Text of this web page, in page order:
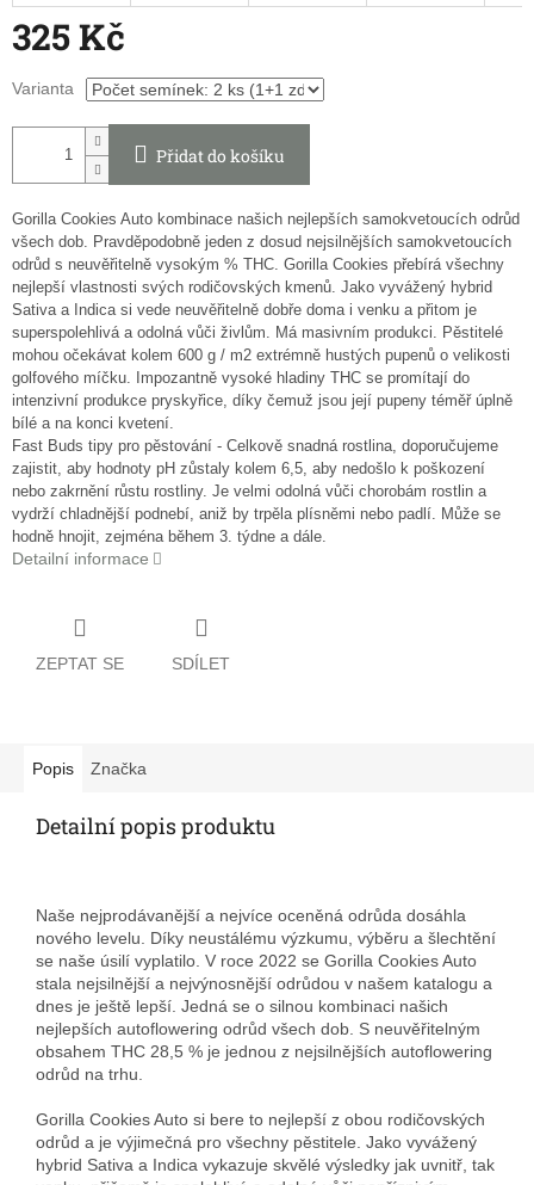
325 Kč
Měrná
cena:
Varianta
Přidat do košíku
Gorilla Cookies Auto kombinace našich nejlepších samokvetoucích odrůd
všech dob. Pravděpodobně jeden z dosud nejsilnějších samokvetoucích
odrůd s neuvěřitelně vysokým % THC. Gorilla Cookies přebírá všechny
nejlepší vlastnosti svých rodičovských kmenů. Jako vyvážený hybrid
Sativa a Indica si vede neuvěřitelně dobře doma i venku a přitom je
superspolehlivá a odolná vůči živlům. Má masivním produkci. Pěstitelé
mohou očekávat kolem 600 g / m2 extrémně hustých pupenů o velikosti
golfového míčku. Impozantně vysoké hladiny THC se promítají do
intenzivní produkce pryskyřice, díky čemuž jsou její pupeny téměř úplně
bílé a na konci kvetení.
Fast Buds tipy pro pěstování - Celkově snadná rostlina, doporučujeme
zajistit, aby hodnoty pH zůstaly kolem 6,5, aby nedošlo k poškození
nebo zakrnění růstu rostliny. Je velmi odolná vůči chorobám rostlin a
vydrží chladnější podnebí, aniž by trpěla plísněmi nebo padlí. Může se
hodně hnojit, zejména během 3. týdne a dále.
Detailní informace
ZEPTAT SE SDÍLET
Popis Značka
Detailní popis produktu
Naše nejprodávanější a nejvíce oceněná odrůda dosáhla
nového levelu. Díky neustálému výzkumu, výběru a šlechtění
se naše úsilí vyplatilo. V roce 2022 se Gorilla Cookies Auto
stala nejsilnější a nejvýnosnější odrůdou v našem katalogu a
dnes je ještě lepší. Jedná se o silnou kombinaci našich
nejlepších autoflowering odrůd všech dob. S neuvěřitelným
obsahem THC 28,5 % je jednou z nejsilnějších autoflowering
odrůd na trhu.
Gorilla Cookies Auto si bere to nejlepší z obou rodičovských
odrůd a je výjimečná pro všechny pěstitele. Jako vyvážený
hybrid Sativa a Indica vykazuje skvělé výsledky jak uvnitř, tak